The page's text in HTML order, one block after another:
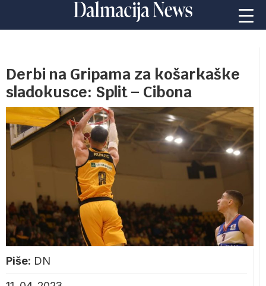
Derbi na Gripama za košarkaške
sladokusce: Split – Cibona
Piše: DN